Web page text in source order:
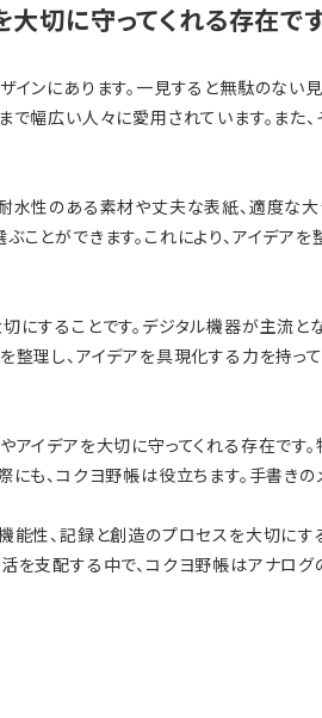
切に守ってくれる存在です
インにあります。一見すると無駄のな
で幅広い人々に愛用されています。ま
水性のある素材や丈夫な表紙、適度な
とができます。これにより、アイデア
にすることです。デジタル機器が主流
整理し、アイデアを具現化する力を持っ
アイデアを大切に守ってくれる存在で
も、コクヨ野帳は役立ちます。手書き
能性、記録と創造のプロセスを大切に
を支配する中で、コクヨ野帳はアナロ